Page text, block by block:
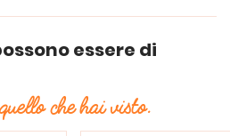
essere di
che hai visto.